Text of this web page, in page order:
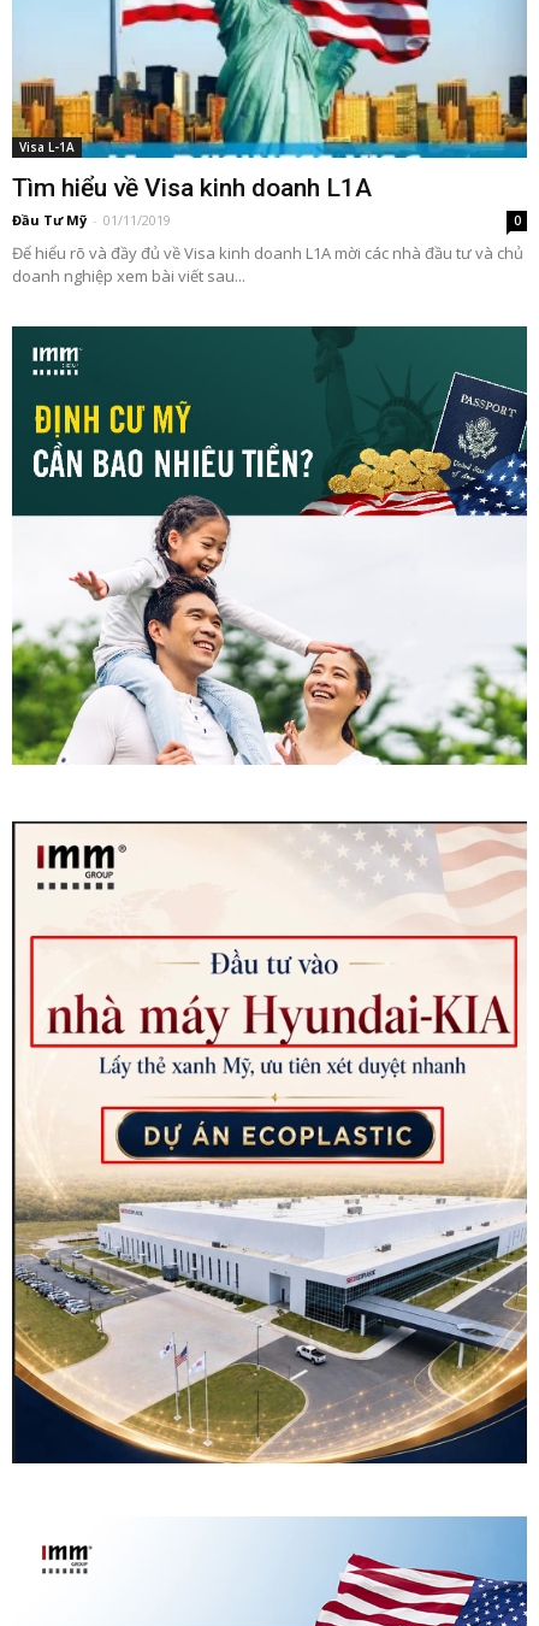
Visa L-1A
Tìm hiểu về Visa kinh doanh L1A
Đầu Tư Mỹ - 01/11/2019 0
Để hiểu rõ và đầy đủ về Visa kinh doanh L1A mời các nhà đầu tư và chủ
doanh nghiệp xem bài viết sau...